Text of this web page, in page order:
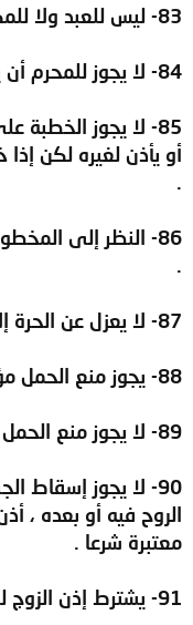
83- ليس للعبد ولا للمكاتب أن يتزوجا بغير إذن سيدهما .
84- لا يجوز للمحرم أن ينكح أو ينكح أو يأذن لغيره بالنكاح .
85- لا يجوز
أو يأذن لغيره لكن
.
86- النظر إلى
.
87- لا يعزل عن الحرة إلا بإذنها .
88- يجوز منع الحمل مؤقتا بإذن الزوج .
89- لا يجوز منع الحمل مطلقا ( دائما ) وإن أذن فيه الزوج .
90- لا يجوز إسقاط
الروح فيه أو بعده ،
معتبرة شرعا .
91- يشترط إذن الزوج لخروج الزوجة من بيت الزوجية .